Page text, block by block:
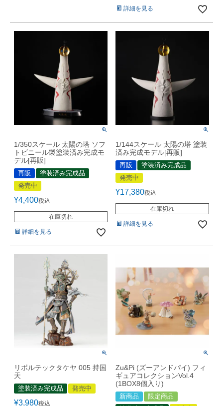
詳細を見る
1/350スケール 太陽の塔 ソフ
トビニール製塗装済み完成モ
デル[再販]
再販
塗装済み完成品
発売中
¥4,400税込
在庫切れ
詳細を見る
1/144スケール 太陽の塔 塗装
済み完成モデル[再販]
再販
塗装済み完成品
発売中
¥17,380税込
在庫切れ
詳細を見る
リボルテックタケヤ 005 持国
天
塗装済み完成品 発売中
¥3,980税込
Zu&Pi (ズーアンドパイ) フィ
ギュアコレクションVol.4
(1BOX8個入り)
新商品
限定商品